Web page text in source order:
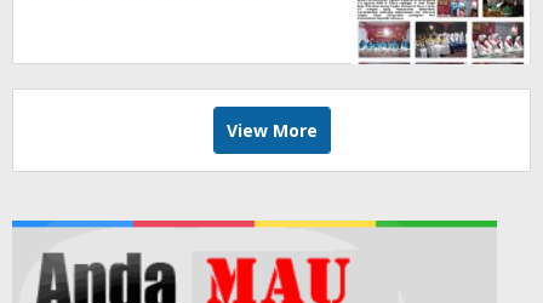
View More